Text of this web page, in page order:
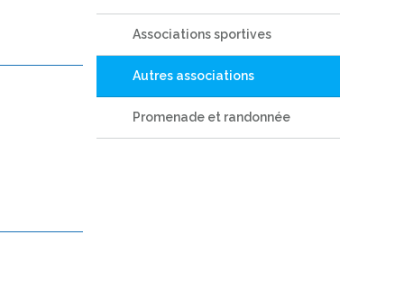
Associations sportives
Autres associations
Promenade et randonnée